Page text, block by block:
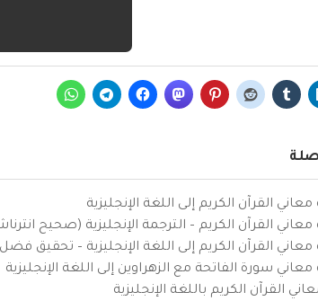
القرآن الكريم إلى اللغة الإنجليزية
القرآن الكريم – الترجمة الإنجليزية (صحيح
معاني القرآن الكريم إلى اللغة الإنجليزية – تحقيق
سورة الفاتحة مع الزهراوين إلى اللغة الإنجليزية
القرآن الكريم باللغة الإنجليزية